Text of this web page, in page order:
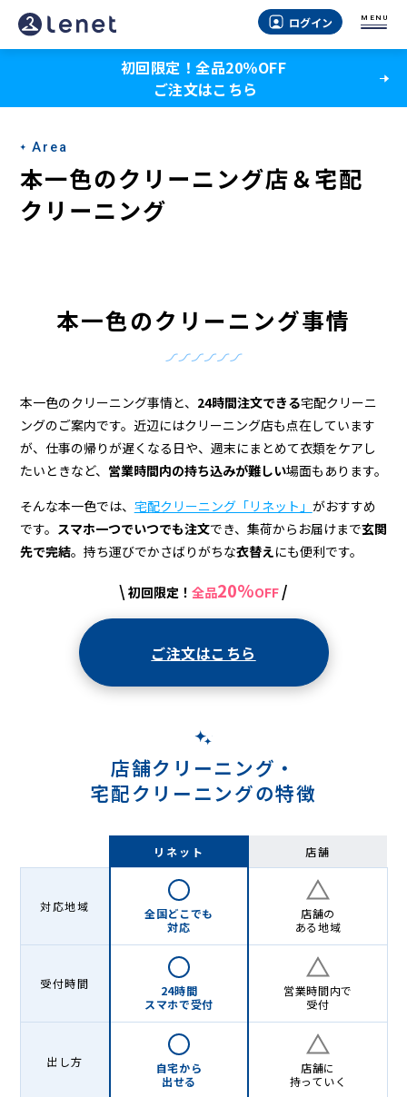
本
一
の
ク
リ
ー
宅
配
ク
リ
ー
ログイン MENU
初回限定！全品20％OFF
ご注文はこちら
Area
本一色のクリーニング店＆宅配
クリーニング
本一色のクリーニング事情
本一色のクリーニング事情と、 24時間注文できる宅配クリーニ
ングのご案内です。近辺にはクリーニング店も点在しています
が、仕事の帰りが遅くなる日や、週末にまとめて衣類をケアし
たいときなど、 営業時間内の持ち込みが難しい場面もあります。
そんな本一色では、 宅配クリーニング「リネット」 がおすすめ
です。 スマホ一つでいつでも注文でき、集荷からお届けまで玄関
先で完結。持ち運びでかさばりがちな衣替えにも便利です。
\ 初回限定！ 全品20%OFF /
ご注文はこちら
店舗クリーニング・
宅配クリーニングの特徴
リネット 店舗
対応地域
全国どこでも
対応
店舗の
ある地域
受付時間
24時間
スマホで受付
営業時間内で
受付
出し方
自宅から
出せる
店舗に
持っていく